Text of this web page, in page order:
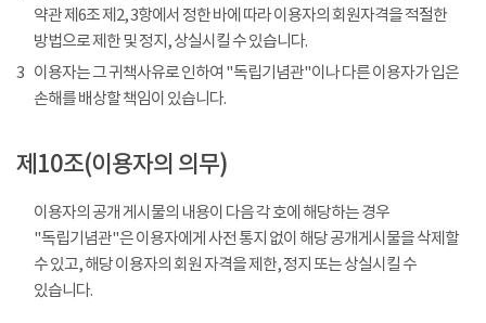
약관 제6조 제2, 3항에서 정한 바에 따라 이용자의 회원자격을 적절한
방법으로 제한 및 정지, 상실시킬 수 있습니다.
3 이용자는 그 귀책사유로 인하여 "독립기념관"이나 다른 이용자가 입은
손해를 배상할 책임이 있습니다.
제10조(이용자의 의무)
이용자의 공개 게시물의 내용이 다음 각 호에 해당하는 경우
"독립기념관"은 이용자에게 사전 통지 없이 해당 공개게시물을 삭제할
수 있고, 해당 이용자의 회원 자격을 제한, 정지 또는 상실시킬 수
있습니다.